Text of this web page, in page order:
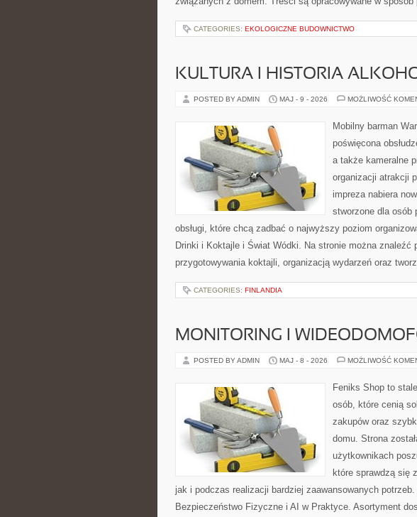
CATEGORIES: EKOLOGICZNE BUDOWNICTWO
KULTURA I HISTORIA
POSTED BY ADMIN MAJ - 9 - 2026 MOŻLIWOŚĆ
Mobilny barman
poświęcona
a także kameralne
organizacji atrakcji
impreza nabiera
stworzone dla osób
obsługi, które chcą zadbać o najwyższy poziom
Drinki i Koktajle i Świat Wódki. Na stronie można znaleźć
przygotowywania koktajli, organizacją wydarzeń oraz
CATEGORIES: FINLANDIA
MONITORING I
POSTED BY ADMIN MAJ - 8 - 2026 MOŻLIWOŚĆ
Feniks Shop to
osób, które cenią
zakupów oraz
domu. Strona
użytkownikach
które sprawdzą się
jak i podczas realizacji bardziej zaawansowanych
Bezpieczeństwo Fizyczne i AI w Praktyce. Asortyment